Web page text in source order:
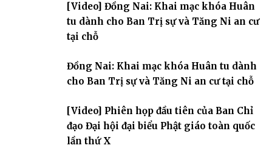
góp ý hoàn thiện hồ sơ Dự thảo Nghị định quy định chi tiết một số
điều và biện pháp để tổ chức
[Video] Đồng Nai: Khai mạc khóa Huân
tu dành cho Ban Trị sự và Tăng Ni an cư
tại chỗ
Đồng Nai: Khai mạc khóa Huân tu dành
cho Ban Trị sự và Tăng Ni an cư tại chỗ
[Video] Phiên họp đầu tiên của Ban Chỉ
đạo Đại hội đại biểu Phật giáo toàn quốc
lần thứ X